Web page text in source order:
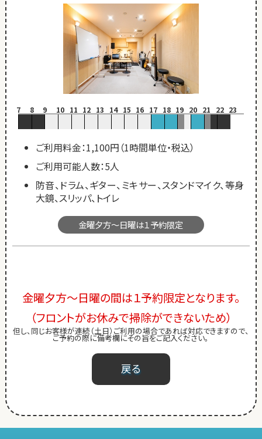
7 8 9 10 11 12 13 14 15 16 17 18 19 20 21 22 23
ご利用料金：1,100円（1時間単位・税込）
ご利用可能人数：5人
防音、ドラム、ギター、ミキサー、スタンドマイク、等身
大鏡、スリッパ、トイレ
金曜夕方～日曜は１予約限定
金曜夕方～日曜の間は１予約限定となります。
（フロントがお休みで掃除ができないため）
但し、同じお客様が連続（土日）ご利用の場合であれば対応できますので、
ご予約の際に備考欄にその旨をご記入ください。
戻る